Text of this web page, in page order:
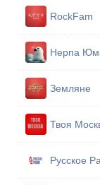
RockFam
Нерпа
Земляне
Твоя
Русское